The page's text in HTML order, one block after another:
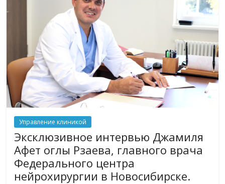
Управление клиникой
Эксклюзивное интервью Джамиля
Афет оглы Рзаева, главного врача
Федерального центра
нейрохирургии в Новосибирске.